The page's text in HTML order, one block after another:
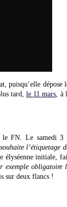
puisqu’elle
tard, le 11 mars ,
le FN. Le samedi
l’étiquetage
élyséenne initiale,
exemple
sur deux flancs !